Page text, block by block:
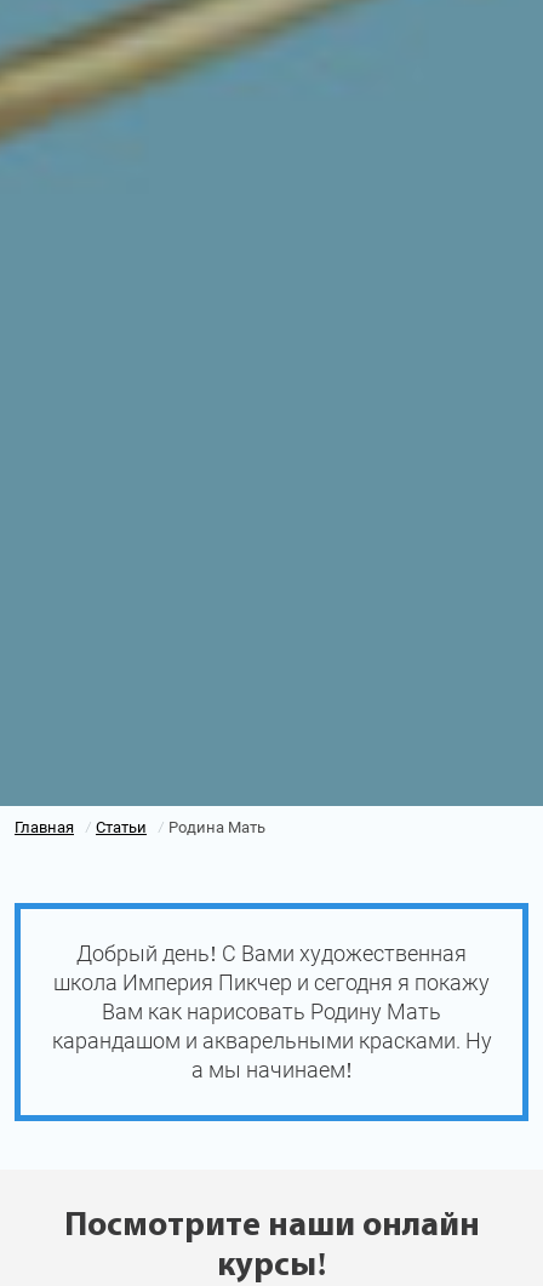
Главная / Статьи / Родина Мать
Добрый день! С Вами художественная
школа Империя Пикчер и сегодня я покажу
Вам как нарисовать Родину Мать
карандашом и акварельными красками. Ну
а мы начинаем!
Посмотрите наши онлайн
курсы!